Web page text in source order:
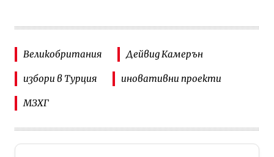
Великобритания Дейвид Камерън
избори в Турция иновативни проекти
МЗХГ